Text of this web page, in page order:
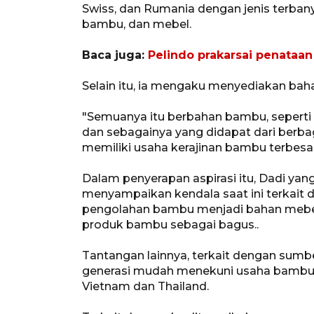
Swiss, dan Rumania dengan jenis
bambu, dan mebel.
Baca juga: Pelindo prakarsai
Selain itu, ia mengaku menyediakan
"Semuanya itu berbahan bambu,
dan sebagainya yang didapat dari
memiliki usaha kerajinan bambu
Dalam penyerapan aspirasi itu, Dadi
menyampaikan kendala saat ini terkait
pengolahan bambu menjadi bahan
produk bambu sebagai bagus..
Tantangan lainnya, terkait dengan
generasi mudah menekuni usaha
Vietnam dan Thailand.